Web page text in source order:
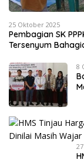
25 Oktober 2025
Pembagian SK
Tersenyum
8